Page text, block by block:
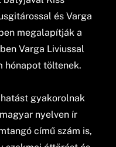
és Varga
megalapítják a
Varga Liviussal
hónapot töltenek.
gyakorolnak
nyelven ír
című szám is,